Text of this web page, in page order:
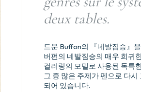
deux tables.
드문 Buffon의 『네발짐승』
버펀의 네발짐승의 매우 희귀
컬러링의 모델로 사용된 독특
그 중 많은 주제가 펜으로 다
되어 있습니다.